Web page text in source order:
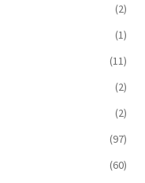
(2)
(1)
(11)
(2)
(2)
(97)
(60)